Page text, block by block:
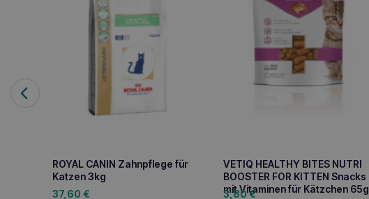
ROYAL CANIN Zahnpflege für
Katzen 3kg
37,60 €
VETIQ HEALTHY BITES NUTRI
BOOSTER FOR KITTEN Snacks
mit Vitaminen für Kätzchen 65g
3,80€